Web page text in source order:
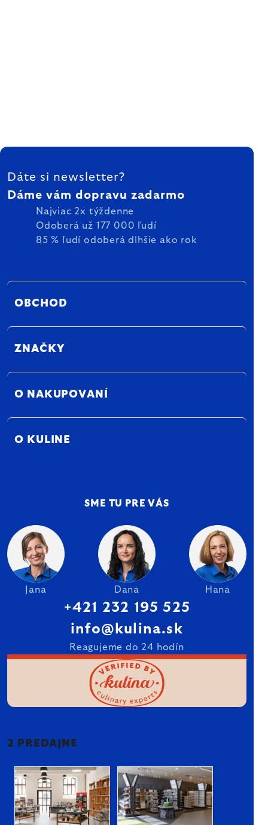
ZÁPÄTIE
Dáte si newsletter?
Dáme vám dopravu zadarmo
Najviac 2x týždenne
Odoberá už 177 000 ľudí
85 % ľudí odoberá dlhšie ako rok
OBCHOD
ZNAČKY
O NAKUPOVANÍ
O KULINE
SME TU PRE VÁS
Jana Dana Hana
+421 232 195 525
info@kulina.sk
Reagujeme do 24 hodín
2 PREDAJNE